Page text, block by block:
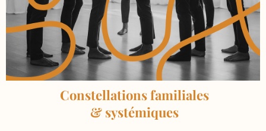
Constellations familiales
& systémiques